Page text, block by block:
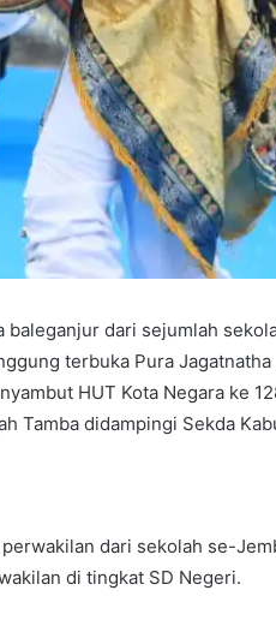
baleganjur dari sejumlah
terbuka Pura
HUT Kota Negara ke
Tamba didampingi Sekda
dari sekolah se-
di tingkat SD Negeri.